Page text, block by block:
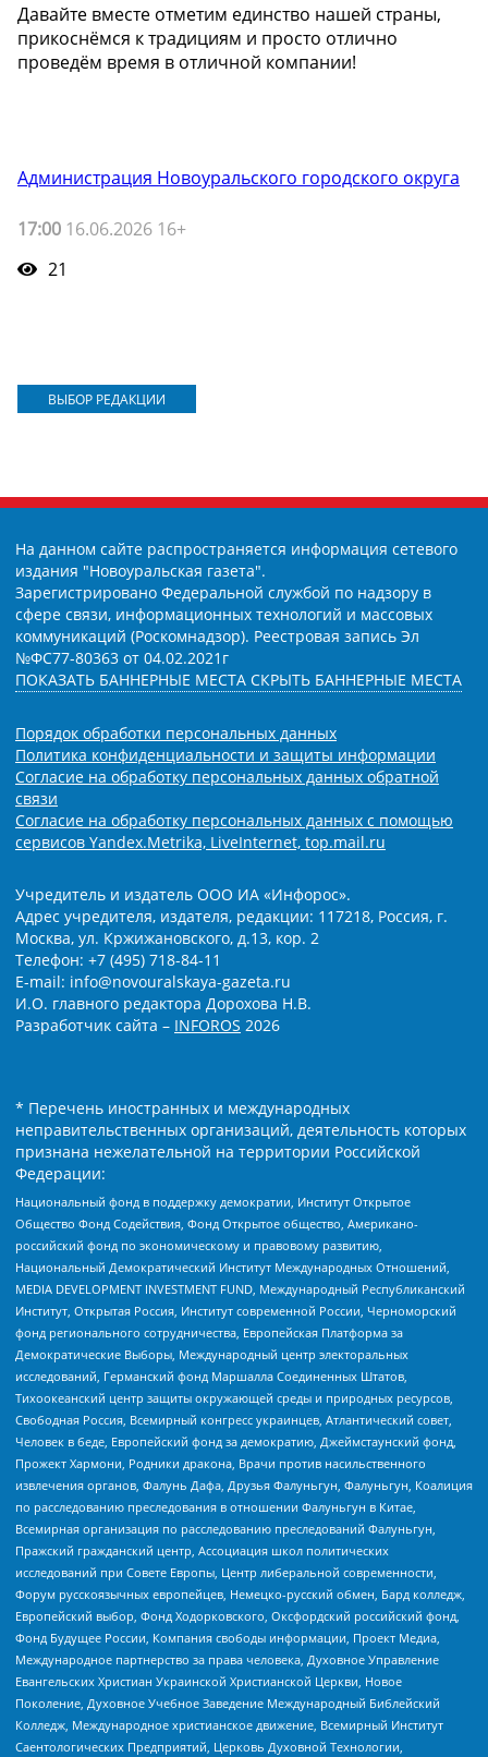
Давайте вместе отметим единство нашей страны,
прикоснёмся к традициям и просто отлично
проведём время в отличной компании!
Администрация Новоуральского городского округа
17:00 16.06.2026 16+
21
ВЫБОР РЕДАКЦИИ
На данном сайте распространяется информация сетевого
издания "Новоуральская газета".
Зарегистрировано Федеральной службой по надзору в
сфере связи, информационных технологий и массовых
коммуникаций (Роскомнадзор). Реестровая запись Эл
№ФС77-80363 от 04.02.2021г
ПОКАЗАТЬ БАННЕРНЫЕ МЕСТА СКРЫТЬ БАННЕРНЫЕ МЕСТА
Порядок обработки персональных данных
Политика конфиденциальности и защиты информации
Согласие на обработку персональных данных обратной
связи
Согласие на обработку персональных данных с помощью
сервисов Yandex.Metrika, LiveInternet, top.mail.ru
Учредитель и издатель ООО ИА «Инфорос».
Адрес учредителя, издателя, редакции: 117218, Россия, г.
Москва, ул. Кржижановского, д.13, кор. 2
Телефон: +7 (495) 718-84-11
E-mail: info@novouralskaya-gazeta.ru
И.О. главного редактора Дорохова Н.В.
Разработчик сайта – INFOROS 2026
* Перечень иностранных и международных
неправительственных организаций, деятельность которых
признана нежелательной на территории Российской
Федерации:
Национальный фонд в поддержку демократии, Институт Открытое
Общество Фонд Содействия, Фонд Открытое общество, Американо-
российский фонд по экономическому и правовому развитию,
Национальный Демократический Институт Международных Отношений,
MEDIA DEVELOPMENT INVESTMENT FUND, Международный Республиканский
Институт, Открытая Россия, Институт современной России, Черноморский
фонд регионального сотрудничества, Европейская Платформа за
Демократические Выборы, Международный центр электоральных
исследований, Германский фонд Маршалла Соединенных Штатов,
Тихоокеанский центр защиты окружающей среды и природных ресурсов,
Свободная Россия, Всемирный конгресс украинцев, Атлантический совет,
Человек в беде, Европейский фонд за демократию, Джеймстаунский фонд,
Прожект Хармони, Родники дракона, Врачи против насильственного
извлечения органов, Фалунь Дафа, Друзья Фалуньгун, Фалуньгун, Коалиция
по расследованию преследования в отношении Фалуньгун в Китае,
Всемирная организация по расследованию преследований Фалуньгун,
Пражский гражданский центр, Ассоциация школ политических
исследований при Совете Европы, Центр либеральной современности,
Форум русскоязычных европейцев, Немецко-русский обмен, Бард колледж,
Европейский выбор, Фонд Ходорковского, Оксфордский российский фонд,
Фонд Будущее России, Компания свободы информации, Проект Медиа,
Международное партнерство за права человека, Духовное Управление
Евангельских Христиан Украинской Христианской Церкви, Новое
Поколение, Духовное Учебное Заведение Международный Библейский
Колледж, Международное христианское движение, Всемирный Институт
Саентологических Предприятий, Церковь Духовной Технологии,